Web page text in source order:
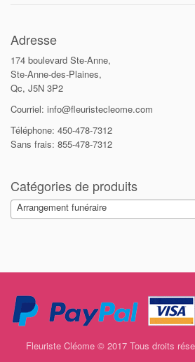
Adresse
174 boulevard Ste-Anne,
Ste-Anne-des-Plaines,
Qc, J5N 3P2
Courriel: info@fleuristecleome.com
Téléphone: 450-478-7312
Sans frais: 855-478-7312
Catégories de produits
Arrangement funéraire
Fleuriste Cléome © 2017 Tous droits